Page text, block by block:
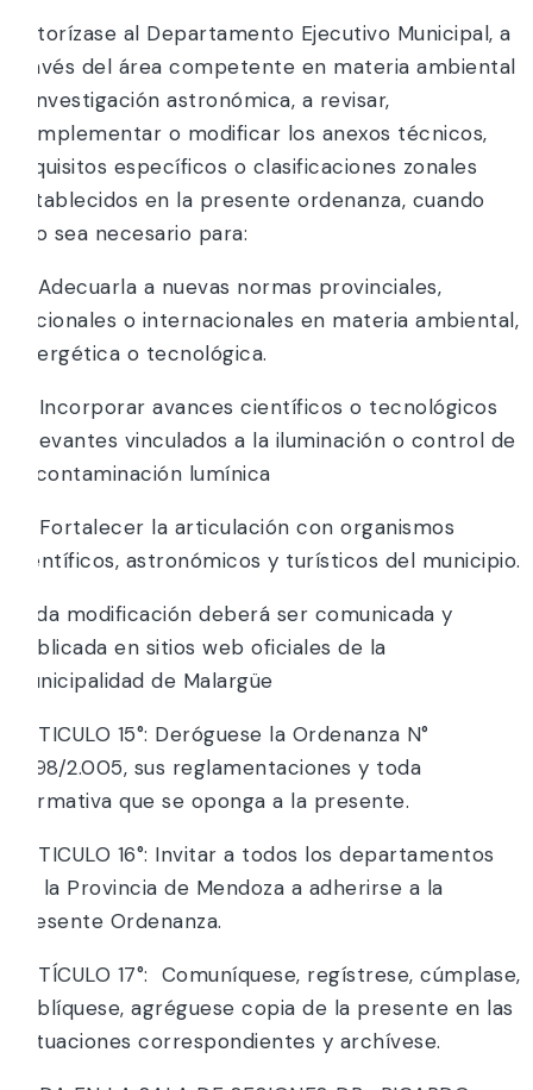
Autorízase al Departamento Ejecutivo Municipal, a
través del área competente en materia ambiental
e investigación astronómica, a revisar,
complementar o modificar los anexos técnicos,
requisitos específicos o clasificaciones zonales
establecidos en la presente ordenanza, cuando
ello sea necesario para:
a) Adecuarla a nuevas normas provinciales,
nacionales o internacionales en materia ambiental,
energética o tecnológica.
b) Incorporar avances científicos o tecnológicos
relevantes vinculados a la iluminación o control de
la contaminación lumínica
c) Fortalecer la articulación con organismos
científicos, astronómicos y turísticos del municipio.
Toda modificación deberá ser comunicada y
publicada en sitios web oficiales de la
Municipalidad de Malargüe
ARTICULO 15°: Deróguese la Ordenanza N°
1.298/2.005, sus reglamentaciones y toda
normativa que se oponga a la presente.
ARTICULO 16°: Invitar a todos los departamentos
de la Provincia de Mendoza a adherirse a la
presente Ordenanza.
ARTÍCULO 17°: Comuníquese, regístrese, cúmplase,
publíquese, agréguese copia de la presente en las
actuaciones correspondientes y archívese.